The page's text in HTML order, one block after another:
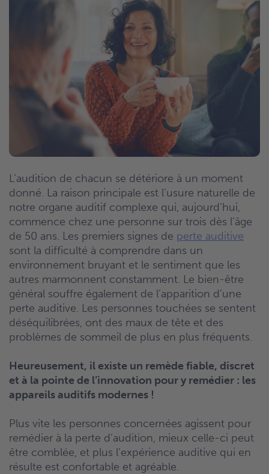
L’audition de chacun se détériore à un moment
donné. La raison principale est l’usure naturelle de
notre organe auditif complexe qui, aujourd’hui,
commence chez une personne sur trois dès l’âge
de 50 ans. Les premiers signes de perte auditive
sont la difficulté à comprendre dans un
environnement bruyant et le sentiment que les
autres marmonnent constamment. Le bien-être
général souffre également de l’apparition d’une
perte auditive. Les personnes touchées se sentent
déséquilibrées, ont des maux de tête et des
problèmes de sommeil de plus en plus fréquents.
Heureusement, il existe un remède fiable, discret
et à la pointe de l’innovation pour y remédier : les
appareils auditifs modernes !
Plus vite les personnes concernées agissent pour
remédier à la perte d’audition, mieux celle-ci peut
être comblée, et plus l’expérience auditive qui en
résulte est confortable et agréable.